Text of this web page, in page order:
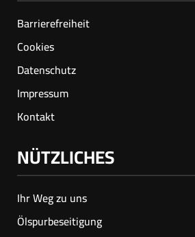
Barrierefreiheit
Cookies
Datenschutz
Impressum
Kontakt
NÜTZLICHES
Ihr Weg zu uns
Ölspur­beseitigung